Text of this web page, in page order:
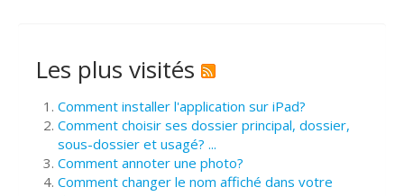
Les plus visités
Comment installer l'application sur iPad?
Comment choisir ses dossier principal, dossier,
sous-dossier et usagé? ...
Comment annoter une photo?
Comment changer le nom affiché dans votre